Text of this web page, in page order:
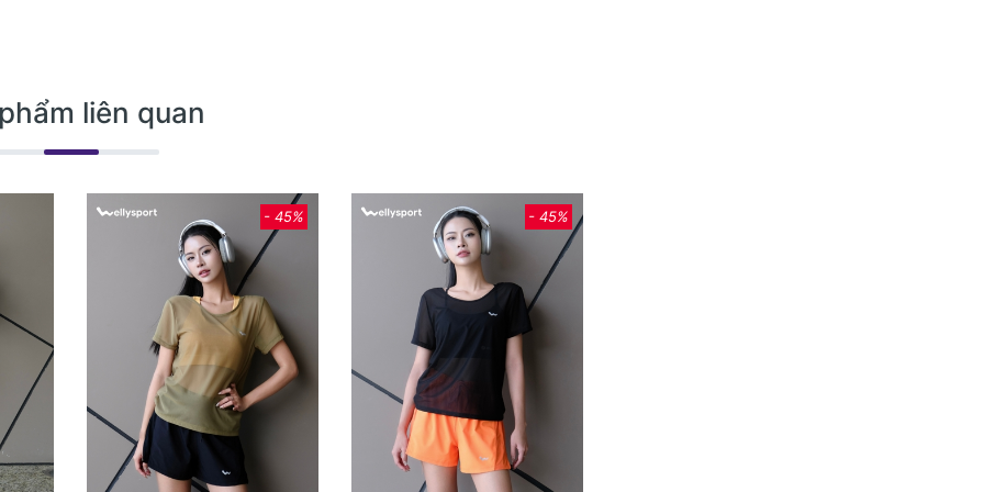
liên quan
- 45% - 45%